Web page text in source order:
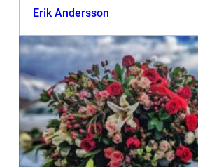
träning och fritid. När fötterna
Erik Andersson